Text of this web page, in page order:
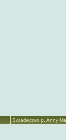
Świadectwo p. Anny